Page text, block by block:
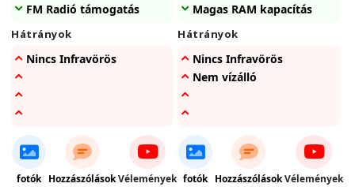
FM Radió támogatás
Hátrányok
Nincs Infravörös
fotók HozzászólásokVélemények
Magas RAM kapacítás
Hátrányok
Nincs Infravörös
Nem vízálló
fotók HozzászólásokVélemények